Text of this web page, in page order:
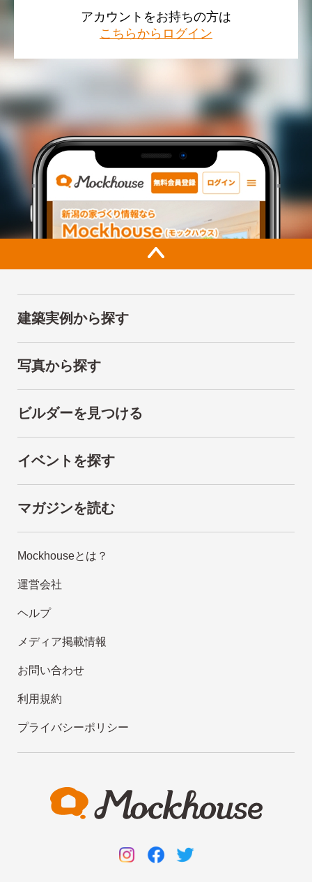
アカウントをお持ちの方は
こちらからログイン
建築実例から探す
写真から探す
ビルダーを見つける
イベントを探す
マガジンを読む
Mockhouseとは？
運営会社
ヘルプ
メディア掲載情報
お問い合わせ
利用規約
プライバシーポリシー